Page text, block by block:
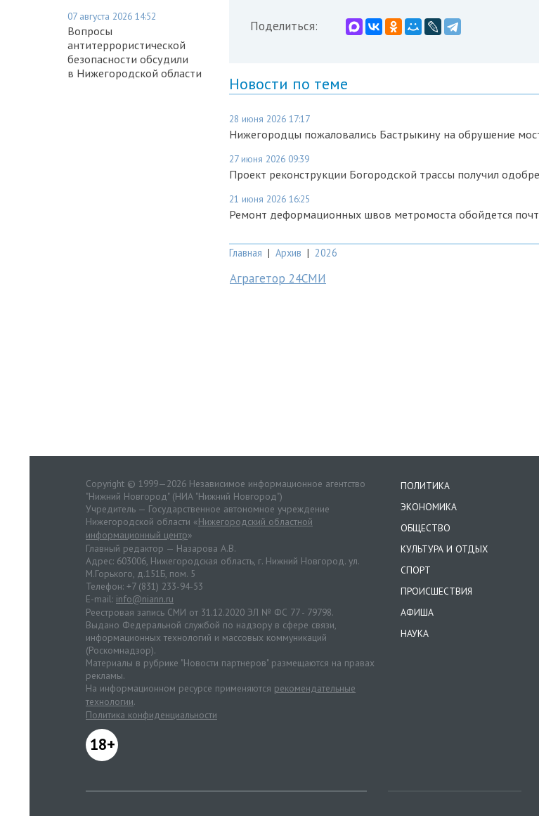
07 августа 2026 14:52
Вопросы
антитеррористической
безопасности обсудили
в Нижегородской области
Поделиться:
Новости по теме
28 июня 2026 17:17
Нижегородцы пожаловались Бастрыкину на обрушение
27 июня 2026 09:39
Проект реконструкции Богородской трассы получил
21 июня 2026 16:25
Ремонт деформационных швов метромоста обойдется
Главная | Архив | 2026
Аграгетор 24СМИ
Copyright © 1999—2026 Независимое информационное агентство
"Нижний Новгород" (НИА "Нижний Новгород")
Учредитель — Государственное автономное учреждение
Нижегородской области «Нижегородский областной
информационный центр»
Главный редактор — Назарова А.В.
Адрес: 603006, Нижегородская область, г. Нижний Новгород. ул.
М.Горького, д.151Б, пом. 5
Телефон: +7 (831) 233-94-53
E-mail: info@niann.ru
Реестровая запись СМИ от 31.12.2020 ЭЛ № ФС 77 - 79798.
Выдано Федеральной службой по надзору в сфере связи,
информационных технологий и массовых коммуникаций
(Роскомнадзор).
Материалы в рубрике "Новости партнеров" размещаются на правах
рекламы.
На информационном ресурсе применяются рекомендательные
технологии.
Политика конфиденциальности
18+
ПОЛИТИКА
ЭКОНОМИКА
ОБЩЕСТВО
КУЛЬТУРА И ОТДЫХ
СПОРТ
ПРОИСШЕСТВИЯ
АФИША
НАУКА